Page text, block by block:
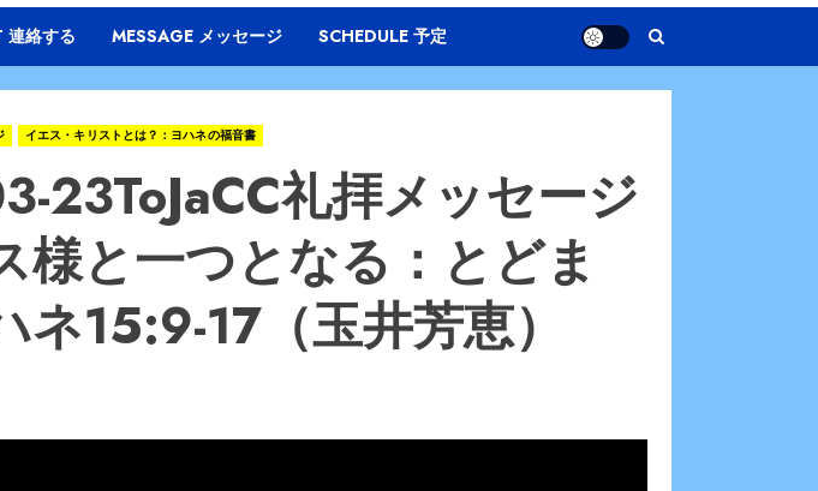
連絡する MESSAGE メッセージ SCHEDULE 予定
イエス・キリストとは？：ヨハネの福音書
23ToJaCC礼拝メッセージ
様と一つとなる：とどま
ネ15:9-17（玉井芳恵）